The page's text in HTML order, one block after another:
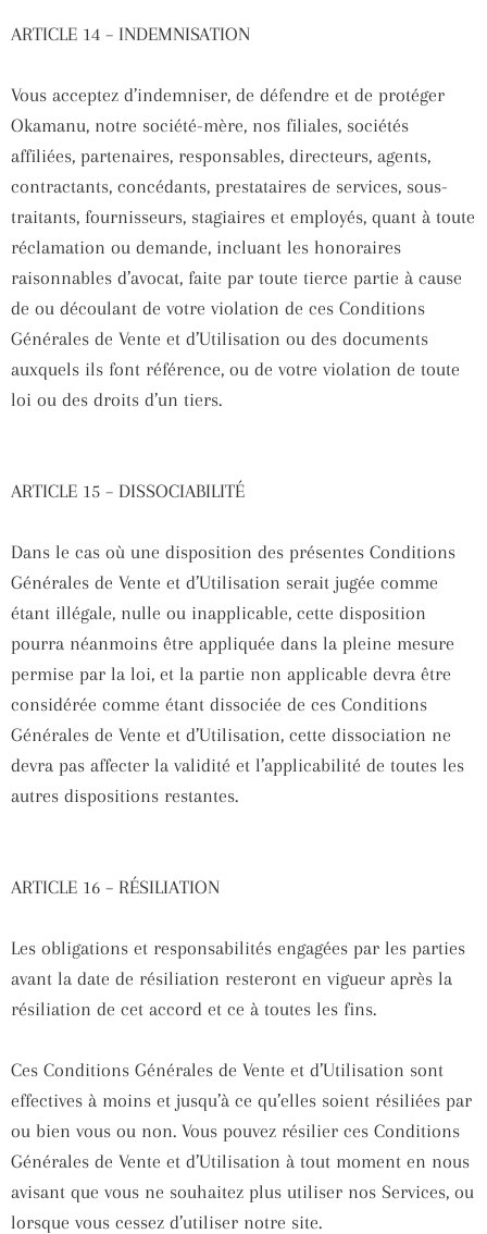
ARTICLE 14 – INDEMNISATION
Vous acceptez d’indemniser, de défendre et de protéger
Okamanu, notre société-mère, nos filiales, sociétés
affiliées, partenaires, responsables, directeurs, agents,
contractants, concédants, prestataires de services, sous-
traitants, fournisseurs, stagiaires et employés, quant à toute
réclamation ou demande, incluant les honoraires
raisonnables d’avocat, faite par toute tierce partie à cause
de ou découlant de votre violation de ces Conditions
Générales de Vente et d’Utilisation ou des documents
auxquels ils font référence, ou de votre violation de toute
loi ou des droits d’un tiers.
ARTICLE 15 – DISSOCIABILITÉ
Dans le cas où une disposition des présentes Conditions
Générales de Vente et d’Utilisation serait jugée comme
étant illégale, nulle ou inapplicable, cette disposition
pourra néanmoins être appliquée dans la pleine mesure
permise par la loi, et la partie non applicable devra être
considérée comme étant dissociée de ces Conditions
Générales de Vente et d’Utilisation, cette dissociation ne
devra pas affecter la validité et l’applicabilité de toutes les
autres dispositions restantes.
ARTICLE 16 – RÉSILIATION
Les obligations et responsabilités engagées par les parties
avant la date de résiliation resteront en vigueur après la
résiliation de cet accord et ce à toutes les fins.
Ces Conditions Générales de Vente et d’Utilisation sont
effectives à moins et jusqu’à ce qu’elles soient résiliées par
ou bien vous ou non. Vous pouvez résilier ces Conditions
Générales de Vente et d’Utilisation à tout moment en nous
avisant que vous ne souhaitez plus utiliser nos Services, ou
lorsque vous cessez d’utiliser notre site.